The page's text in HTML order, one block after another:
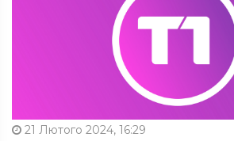
21 Лютого 2024, 16:29